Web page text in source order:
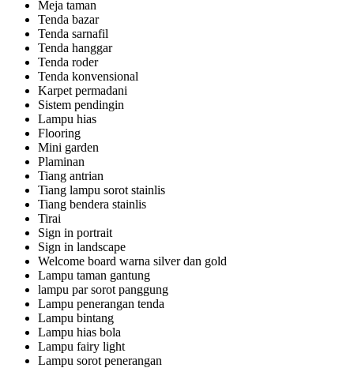
Meja taman
Tenda bazar
Tenda sarnafil
Tenda hanggar
Tenda roder
Tenda konvensional
Karpet permadani
Sistem pendingin
Lampu hias
Flooring
Mini garden
Plaminan
Tiang antrian
Tiang lampu sorot stainlis
Tiang bendera stainlis
Tirai
Sign in portrait
Sign in landscape
Welcome board warna silver dan gold
Lampu taman gantung
lampu par sorot panggung
Lampu penerangan tenda
Lampu bintang
Lampu hias bola
Lampu fairy light
Lampu sorot penerangan